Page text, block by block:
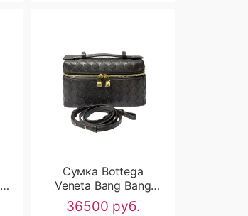
Сумка Bottega
Veneta Bang Bang
RN2714
36500 руб.